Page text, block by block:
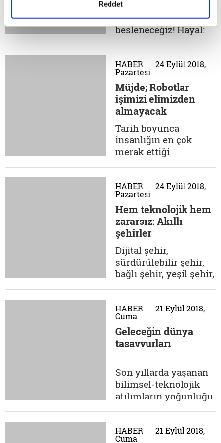
Reddet
açık şekilde
yaşamakta
olduğumuz şu
zamanları...
Artık yosunla ve
yapay etle
besleneceğiz! Hayal:
tasavvurlarında
sıklıkla rastladığımız
haplarla beslenme
fikri, günümüzde
tamamen
gerçekleşmiş
sayılmaz.
Konvansiyonel
savaşların ve 20'nci
yüzyılda nüfusun
yükselişe geçmesi
besin...
HABER 24 Eylül 2018,
Pazartesi
Müjde; Robotlar
işimizi elimizden
almayacak
Tarih boyunca
insanlığın en çok
merak ettiği
günümüzde geleceğe
yönelik merakların
öncelikle odaklandığı
nokta ise insanların
hayatlarını kazandığı
sektörlerin giderek
daha hızlı gelişen
teknolojiler karşısında
nasıl değişip,...
HABER 24 Eylül 2018,
Pazartesi
Hem teknolojik hem
zararsız: Akıllı
şehirler
Dijital şehir,
sürdürülebilir şehir,
bağlı şehir, yeşil şehir,
dirençli şehir gibi
kavramların hepsi
akıllı şehir ile
ilişkilendirilebilir
bir noktası var:
Bunların tamamı Batılı
şirketler tarafından...
HABER 21 Eylül 2018,
Cuma
Geleceğin dünya
tasavvurları
Son yıllarda yaşanan
bilimsel-teknolojik
atılımların yoğunluğu
baş döndürücü olduğu
HABER 21 Eylül 2018,
Cuma